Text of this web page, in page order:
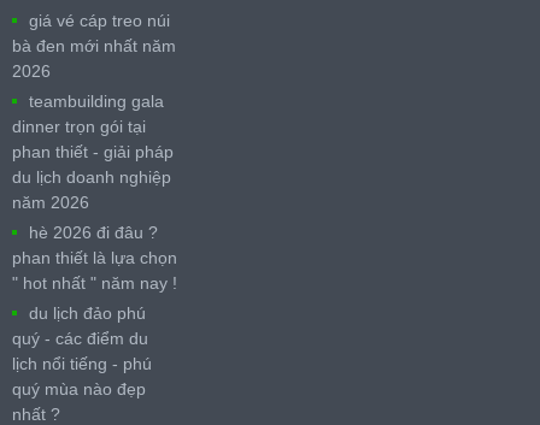
giá vé cáp treo núi
bà đen mới nhất năm
2026
teambuilding gala
dinner trọn gói tại
phan thiết - giải pháp
du lịch doanh nghiệp
năm 2026
hè 2026 đi đâu ?
phan thiết là lựa chọn
" hot nhất " năm nay !
du lịch đảo phú
quý - các điểm du
lịch nổi tiếng - phú
quý mùa nào đẹp
nhất ?